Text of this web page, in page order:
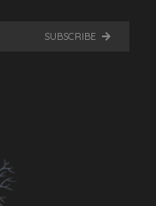
SUBSCRIBE